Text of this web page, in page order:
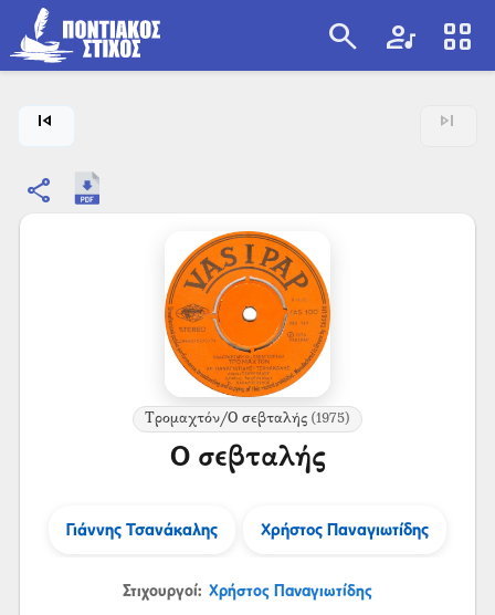
search artist view_cozy
skip_previous skip_next
share
Τρομαχτόν/Ο σεβταλής (1975)
Ο σεβταλής
Γιάννης Τσανάκαλης Χρήστος Παναγιωτίδης
Στιχουργοί: Χρήστος Παναγιωτίδης